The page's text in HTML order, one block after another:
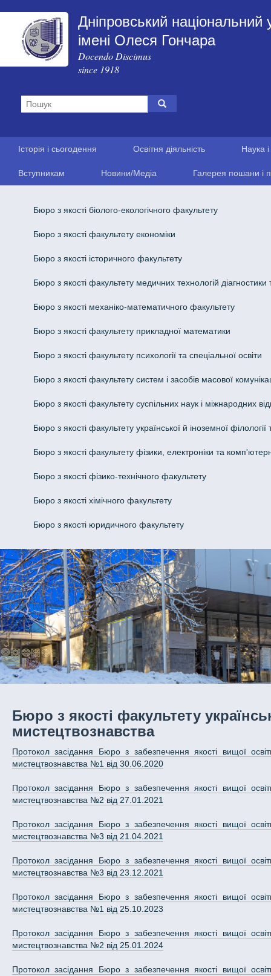
Дніпровський національний
імені Олеся Гончара
Docendo Discimus
since 1918
Історія і сьогодення Освітня діяльність Наука
Вступникам Новини/Медіа Галерея пошани і
Бюро з якості біолого-екологічного факультету
Бюро з якості факультету економіки
Бюро з якості історичного факультету
Бюро з якості факультету медичних технологій діагностики
Бюро з якості механіко-математичного факультету
Бюро з якості факультету прикладної математики
Бюро з якості факультету психології та спеціальної освіти
Бюро з якості факультету систем і засобів масової
Бюро з якості факультету суспільних наук і міжнародних
Бюро з якості факультету української й іноземної
Бюро з якості факультету фізики, електроніки та
Бюро з якості фізико-технічного факультету
Бюро з якості хімічного факультету
Бюро з якості юридичного факультету
Бюро з якості факультету
мистецтвознавства
Протокол засідання Бюро з забезпечення якості вищої
мистецтвознавства №1 від 30.06.2020
Протокол засідання Бюро з забезпечення якості вищої
мистецтвознавства №2 від 27.01.2021
Протокол засідання Бюро з забезпечення якості вищої
мистецтвознавства №3 від 21.04.2021
Протокол засідання Бюро з забезпечення якості вищої
мистецтвознавства №3 від 23.12.2021
Протокол засідання Бюро з забезпечення якості вищої
мистецтвознавства №1 від 25.10.2023
Протокол засідання Бюро з забезпечення якості вищої
мистецтвознавства №2 від 25.01.2024
Протокол засідання Бюро з забезпечення якості вищої